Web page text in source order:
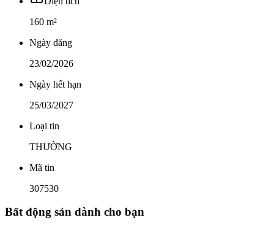
160 m²
Ngày đăng
23/02/2026
Ngày hết hạn
25/03/2027
Loại tin
THƯỜNG
Mã tin
307530
Bất động sản dành cho bạn